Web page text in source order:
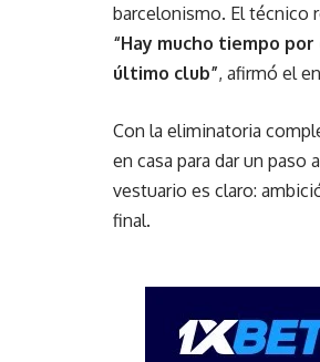
barcelonismo. El técnico
“Hay mucho tiempo
último club”, afirmó el
Con la eliminatoria
en casa para dar un paso
vestuario es claro:
final.